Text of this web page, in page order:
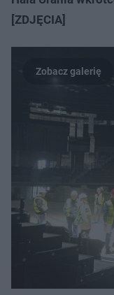
[ZDJĘCIA]